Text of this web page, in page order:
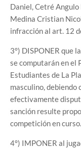
Daniel, Cetré Angulo
Medina Cristian
infracción al art. 12
3°) DISPONER que
se computarán en el
Estudiantes de La
masculino, debiendo
efectivamente
sanción resulte
competición en curso.
4°) IMPONER al